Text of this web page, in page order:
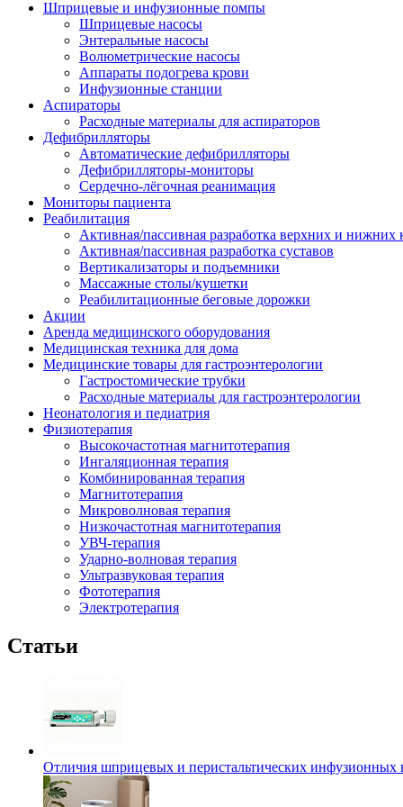
Шприцевые и инфузионные помпы
Шприцевые насосы
Энтеральные насосы
Волюметрические насосы
Аппараты подогрева крови
Инфузионные станции
Аспираторы
Расходные материалы для аспираторов
Дефибрилляторы
Автоматические дефибрилляторы
Дефибрилляторы-мониторы
Сердечно-лёгочная реанимация
Мониторы пациента
Реабилитация
Активная/пассивная разработка верхних и нижних
Активная/пассивная разработка суставов
Вертикализаторы и подъемники
Массажные столы/кушетки
Реабилитационные беговые дорожки
Акции
Аренда медицинского оборудования
Медицинская техника для дома
Медицинские товары для гастроэнтерологии
Гастростомические трубки
Расходные материалы для гастроэнтерологии
Неонатология и педиатрия
Физиотерапия
Высокочастотная магнитотерапия
Ингаляционная терапия
Комбинированная терапия
Магнитотерапия
Микроволновая терапия
Низкочастотная магнитотерапия
УВЧ-терапия
Ударно-волновая терапия
Ультразвуковая терапия
Фототерапия
Электротерапия
Статьи
Отличия шприцевых и перистальтических инфузионных